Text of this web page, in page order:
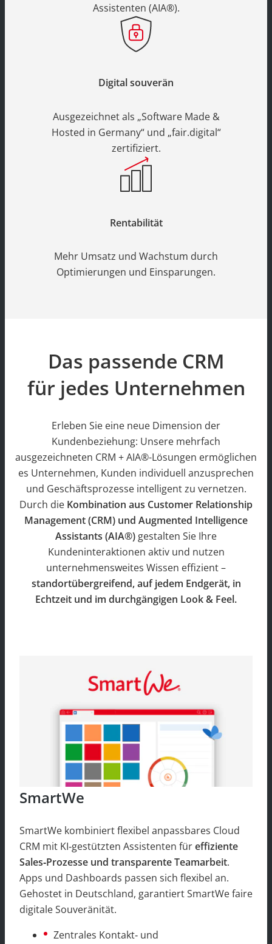
Assistenten (AIA®).
Digital souverän
Ausgezeichnet als „Software Made &
Hosted in Germany“ und „fair.digital“
zertifiziert.
Rentabilität
Mehr Umsatz und Wachstum durch
Optimierungen und Einsparungen.
Das passende CRM
für jedes Unternehmen
Erleben Sie eine neue Dimension der
Kundenbeziehung: Unsere mehrfach
ausgezeichneten CRM + AIA®-Lösungen ermöglichen
es Unternehmen, Kunden individuell anzusprechen
und Geschäftsprozesse intelligent zu vernetzen.
Durch die Kombination aus Customer Relationship
Management (CRM) und Augmented Intelligence
Assistants (AIA®) gestalten Sie Ihre
Kundeninteraktionen aktiv und nutzen
unternehmensweites Wissen effizient –
standortübergreifend, auf jedem Endgerät, in
Echtzeit und im durchgängigen Look & Feel.
SmartWe
SmartWe kombiniert flexibel anpassbares Cloud
CRM mit KI‑gestützten Assistenten füreffiziente
Sales‑Prozesse und transparente Teamarbeit.
Apps und Dashboards passen sich flexibel an.
Gehostet in Deutschland, garantiert SmartWe faire
digitale Souveränität.
Zentrales Kontakt‑ und